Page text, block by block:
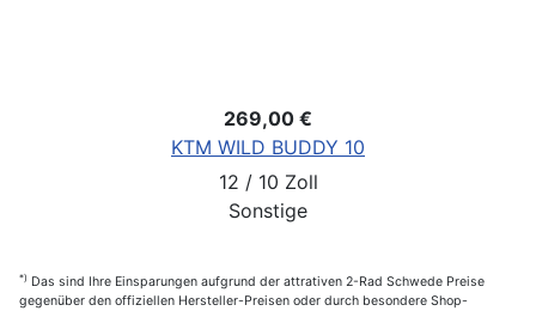
269,00 €
KTM WILD BUDDY 10
12 / 10 Zoll
Sonstige
*) Das sind Ihre Einsparungen aufgrund der attrativen 2-Rad Schwede Preise
gegenüber den offiziellen Hersteller-Preisen oder durch besondere Shop-